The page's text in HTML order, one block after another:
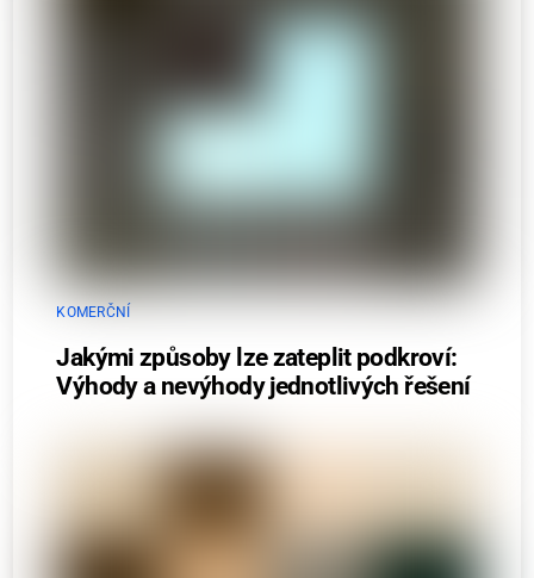
KOMERČNÍ
Jakými způsoby lze zateplit podkroví:
Výhody a nevýhody jednotlivých řešení